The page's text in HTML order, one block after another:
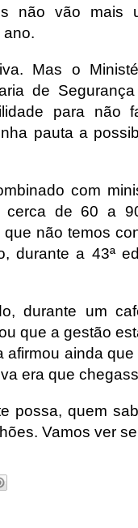
não vão mais
ano.
Mas o
de
para não
pauta a
com
de 60 a
não temos
durante a 43ª
durante um
que a gestão
afirmou ainda
era que
possa, quem
Vamos ver